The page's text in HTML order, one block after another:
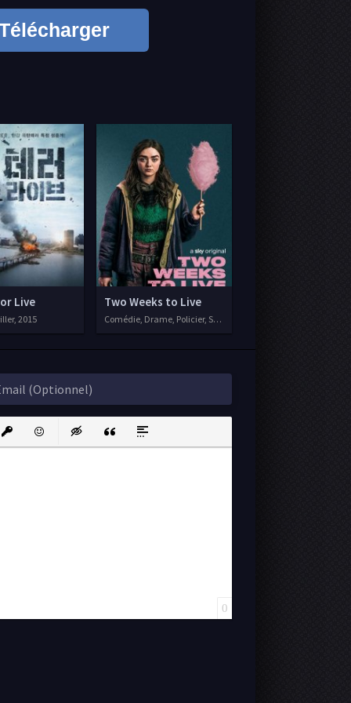
Live
2015
Two Weeks to Live
Comédie, Drame, Policier, Séries VF, 2020
protected link
EmoticonsInsert hidden text
Insert QuoteInsert spoiler
0